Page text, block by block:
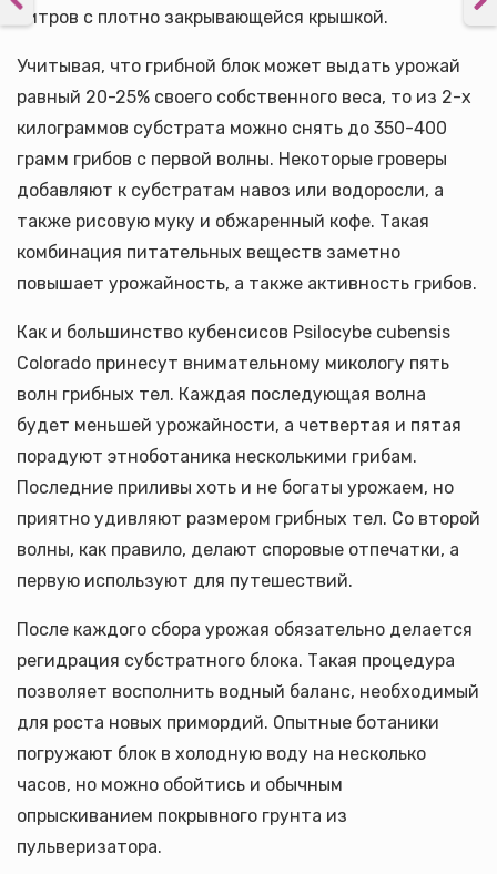
литров с плотно закрывающейся крышкой.
Учитывая, что грибной блок может выдать урожай
равный 20-25% своего собственного веса, то из 2-х
килограммов субстрата можно снять до 350-400
грамм грибов с первой волны. Некоторые гроверы
добавляют к субстратам навоз или водоросли, а
также рисовую муку и обжаренный кофе. Такая
комбинация питательных веществ заметно
повышает урожайность, а также активность грибов.
Как и большинство кубенсисов Psilocybe cubensis
Colorado принесут внимательному микологу пять
волн грибных тел. Каждая последующая волна
будет меньшей урожайности, а четвертая и пятая
порадуют этноботаника несколькими грибам.
Последние приливы хоть и не богаты урожаем, но
приятно удивляют размером грибных тел. Со второй
волны, как правило, делают споровые отпечатки, а
первую используют для путешествий.
После каждого сбора урожая обязательно делается
регидрация субстратного блока. Такая процедура
позволяет восполнить водный баланс, необходимый
для роста новых примордий. Опытные ботаники
погружают блок в холодную воду на несколько
часов, но можно обойтись и обычным
опрыскиванием покрывного грунта из
пульверизатора.